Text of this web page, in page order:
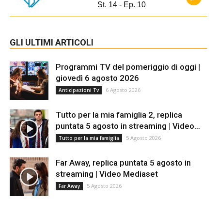
St. 14 - Ep. 10
GLI ULTIMI ARTICOLI
Programmi TV del pomeriggio di oggi |
giovedì 6 agosto 2026
Anticipazioni Tv 6 Agosto 2026
Tutto per la mia famiglia 2, replica
puntata 5 agosto in streaming | Video...
Tutto per la mia famiglia 5 Agosto 2026
Far Away, replica puntata 5 agosto in
streaming | Video Mediaset
Far Away 5 Agosto 2026